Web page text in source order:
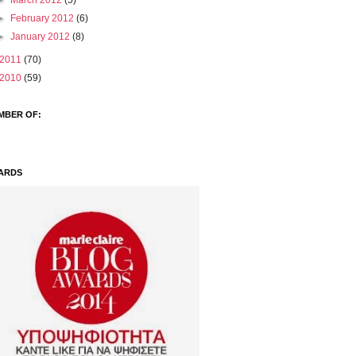
February 2012(6)
January 2012(8)
2011 (70)
2010 (59)
OF: